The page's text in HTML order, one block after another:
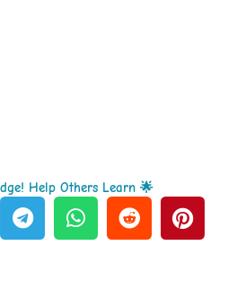
Help Others Learn 🌟